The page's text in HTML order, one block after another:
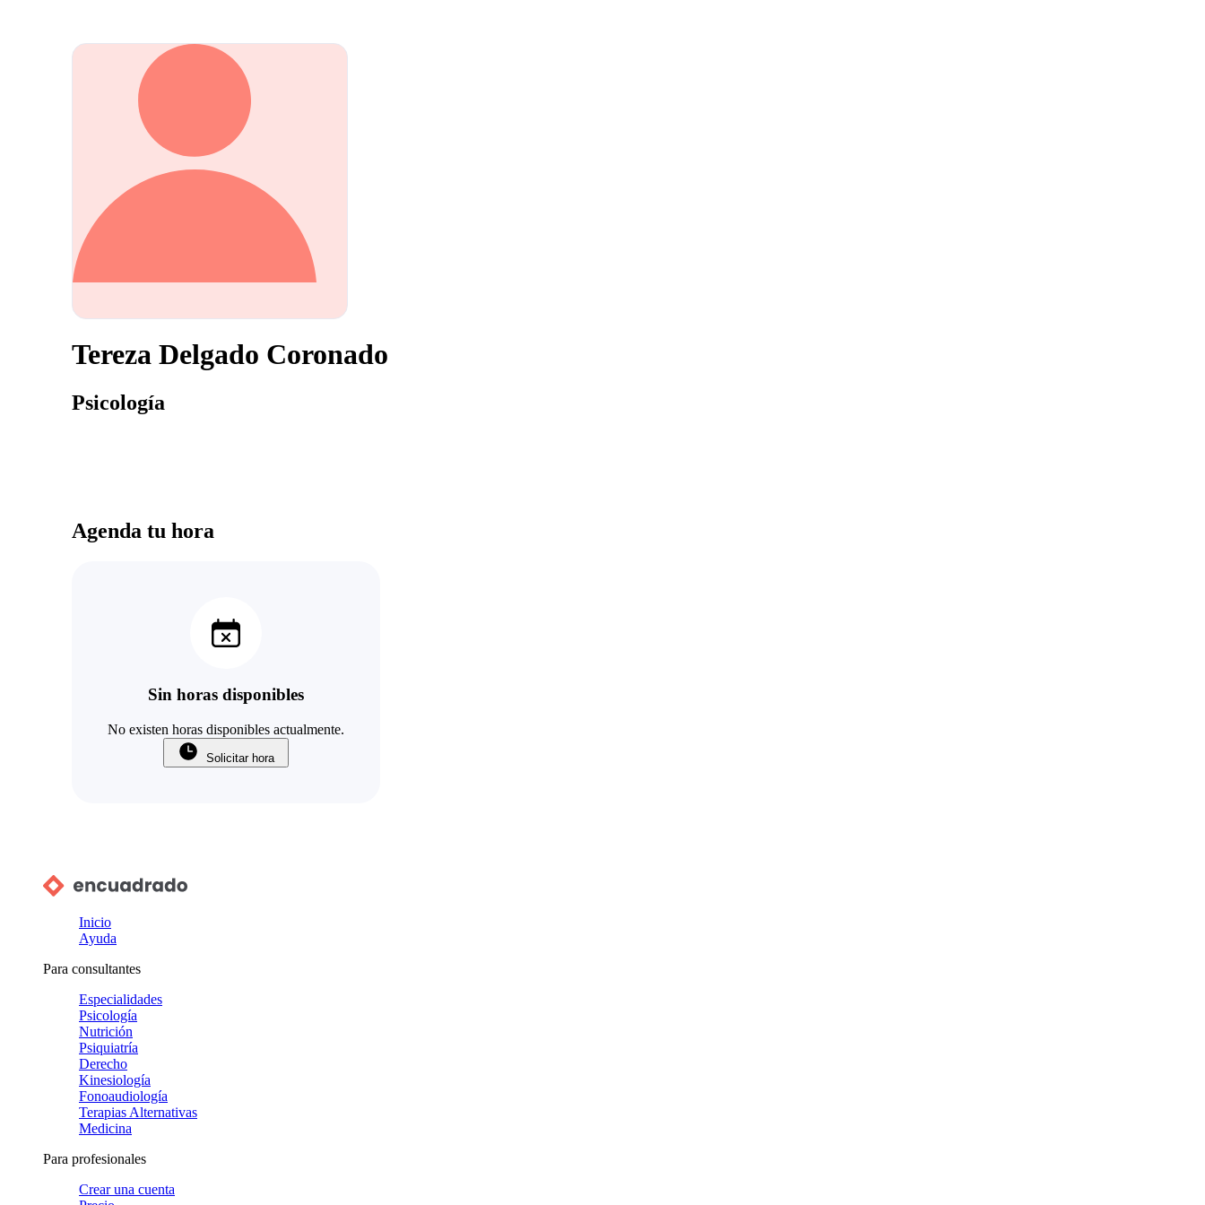
Tereza Delgado Coronado
Psicología
Agenda tu hora
Sin horas disponibles
No existen horas disponibles actualmente.
Solicitar hora
Inicio
Ayuda
Para consultantes
Especialidades
Psicología
Nutrición
Psiquiatría
Derecho
Kinesiología
Fonoaudiología
Terapias Alternativas
Medicina
Para profesionales
Crear una cuenta